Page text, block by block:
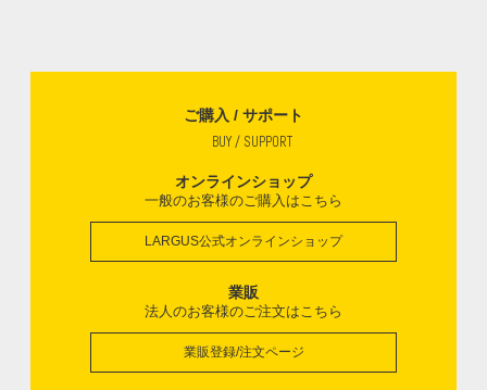
ご購入 / サポート
BUY / SUPPORT
オンラインショップ
一般のお客様のご購入はこちら
LARGUS公式オンラインショップ
業販
法人のお客様のご注文はこちら
業販登録/注文ページ